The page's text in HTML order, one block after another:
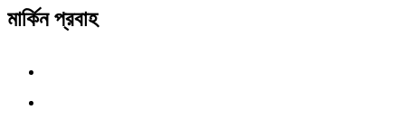
মার্কিন প্রবাহ